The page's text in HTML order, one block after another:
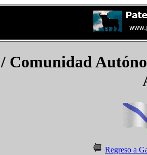
/ Comunidad
Regreso a